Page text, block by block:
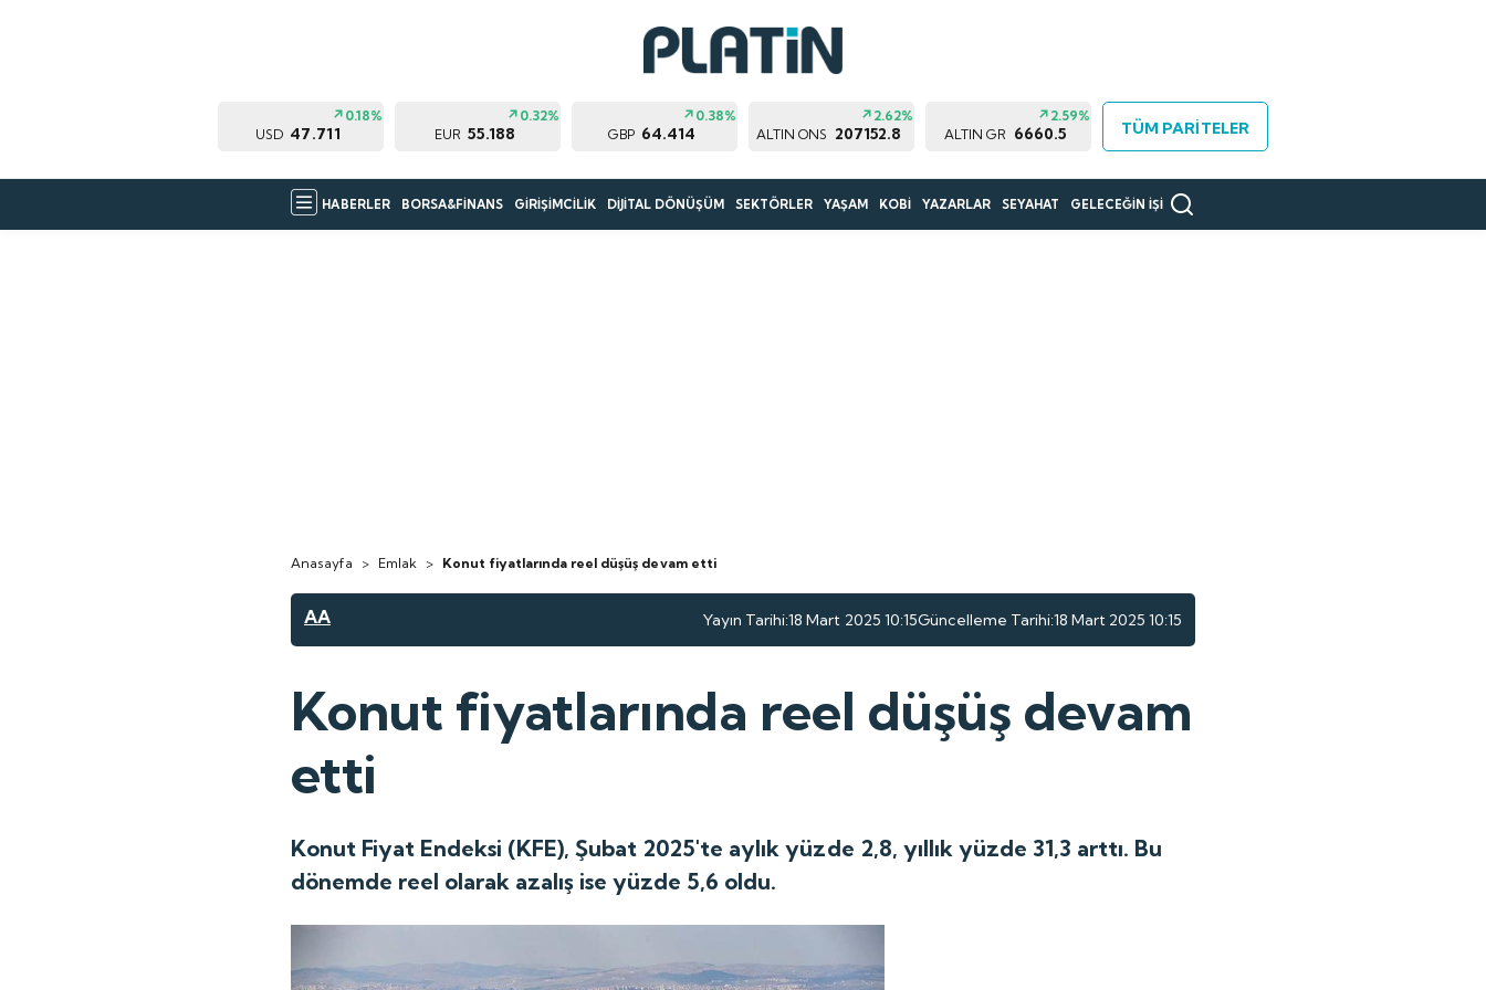
USD 47.711
0.18%
EUR 55.188
0.32%
GBP 64.414
0.38%
ALTIN ONS 207152.8
2.62%
ALTIN GR 6660.5
2.59%
TÜM PARİTELER
HABERLER BORSA&FİNANS GİRİŞİMCİLİK DİJİTAL DÖNÜŞÜM SEKTÖRLER YAŞAM KOBİ YAZARLAR SEYAHAT GELECEĞİN İŞİ
Anasayfa > Emlak > Konut fiyatlarında reel düşüş devam etti
AA Yayın Tarihi:18 Mart 2025 10:15Güncelleme Tarihi:18 Mart 2025 10:15
Konut fiyatlarında reel düşüş devam
etti
Konut Fiyat Endeksi (KFE), Şubat 2025'te aylık yüzde 2,8, yıllık yüzde 31,3 arttı. Bu
dönemde reel olarak azalış ise yüzde 5,6 oldu.